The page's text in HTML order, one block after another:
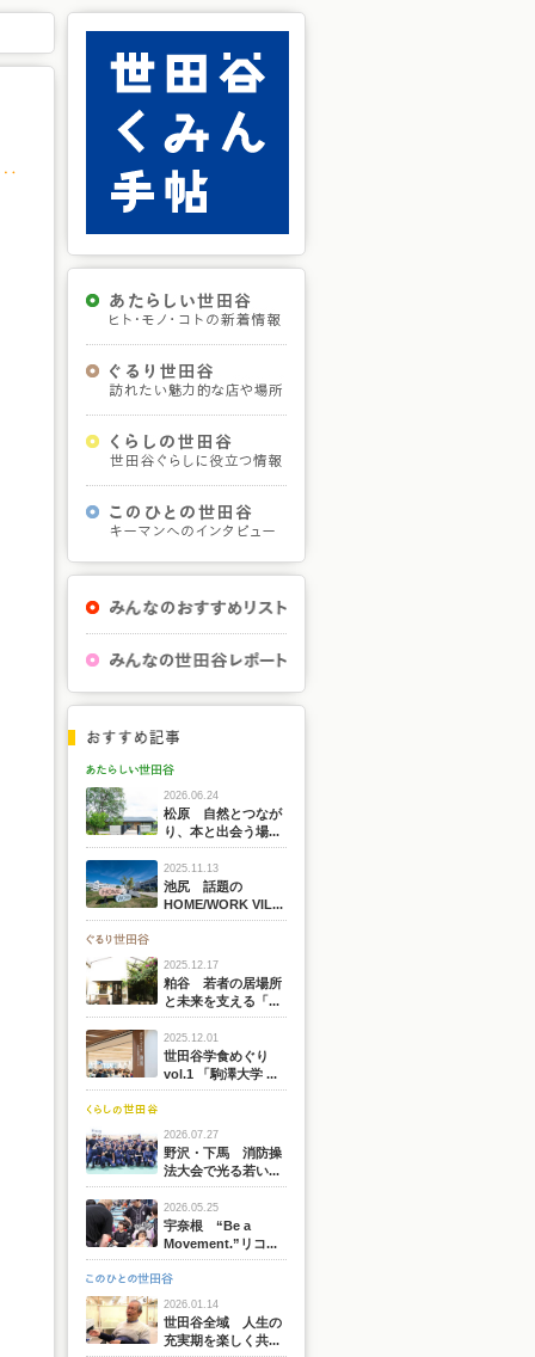
2026.06.24
松原 自然とつなが
り、本と出会う場...
2025.11.13
池尻 話題の
HOME/WORK VIL...
2025.12.17
粕谷 若者の居場所
と未来を支える「...
2025.12.01
世田谷学食めぐり
vol.1 「駒澤大学 ...
2026.07.27
野沢・下馬 消防操
法大会で光る若い...
2026.05.25
宇奈根 “Be a
Movement.”リコ...
2026.01.14
世田谷全域 人生の
充実期を楽しく共...